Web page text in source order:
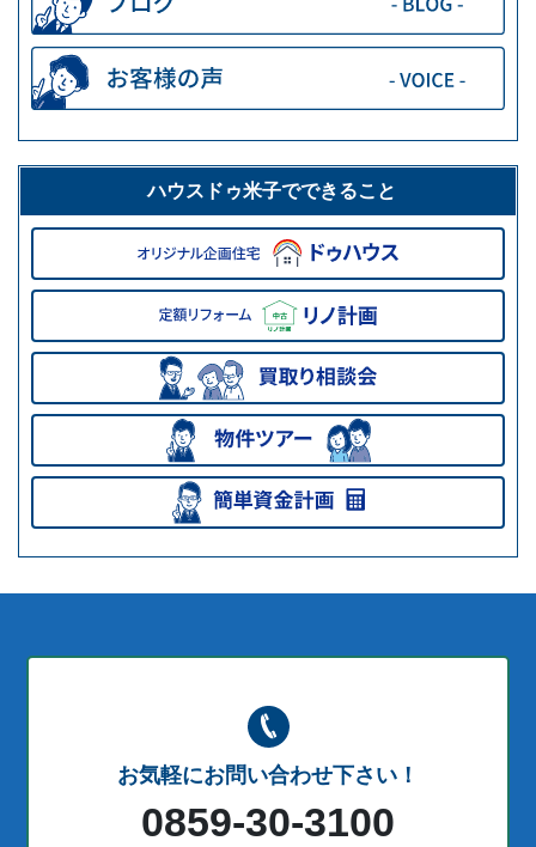
ハウスドゥ米子でできること
お気軽にお問い合わせ下さい！
0859-30-3100